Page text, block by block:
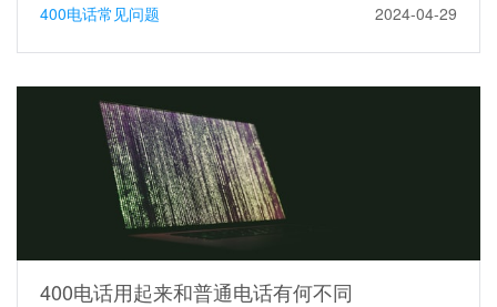
400电话常见问题 2024-04-29
400电话用起来和普通电话有何不同